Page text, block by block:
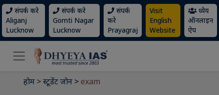
संपर्क करे
Aliganj
Lucknow
संपर्क करे
Gomti Nagar
Lucknow
संपर्क
करे
Prayagraj
Visit
English
Website
ध्येय
ऑनलाइन
ऐप
होम >स्टूडेंट जोन >exam